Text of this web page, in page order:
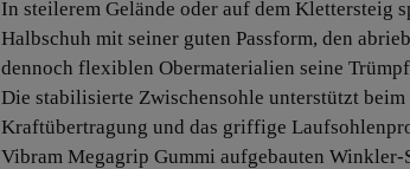
In steilerem Gelände oder auf dem Klettersteig
Halbschuh mit seiner guten Passform, den
dennoch flexiblen Obermaterialien seine
Die stabilisierte Zwischensohle unterstützt
Kraftübertragung und das griffige
Vibram Megagrip Gummi aufgebauten Winkler-